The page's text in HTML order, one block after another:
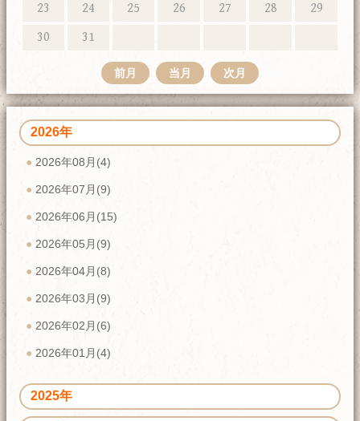
23
24 25 26 27 28
29
30
31
前月 当月 次月
2026年
2026年08月(4)
2026年07月(9)
2026年06月(15)
2026年05月(9)
2026年04月(8)
2026年03月(9)
2026年02月(6)
2026年01月(4)
2025年